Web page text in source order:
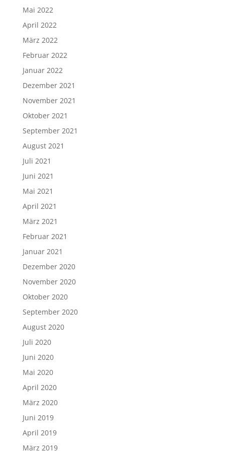
Mai 2022
April 2022
März 2022
Februar 2022
Januar 2022
Dezember 2021
November 2021
Oktober 2021
September 2021
August 2021
Juli 2021
Juni 2021
Mai 2021
April 2021
März 2021
Februar 2021
Januar 2021
Dezember 2020
November 2020
Oktober 2020
September 2020
August 2020
Juli 2020
Juni 2020
Mai 2020
April 2020
März 2020
Juni 2019
April 2019
März 2019